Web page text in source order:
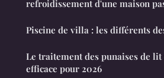
refroidissement d'une maison
Piscine de villa : les différents
Le traitement des punaises de
efficace pour 2026